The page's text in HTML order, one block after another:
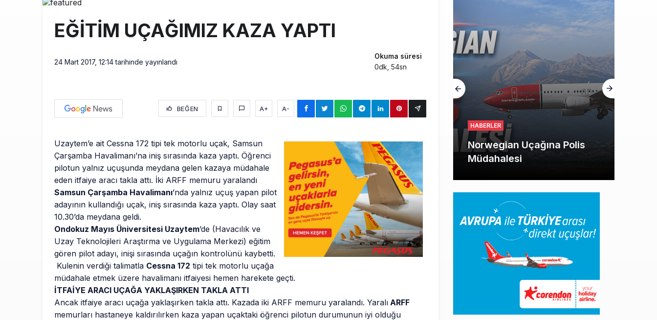
12:00 Fly Baghdad ABD yaptırım listesinden çıkarıldı
EĞİTİM UÇAĞIMIZ KAZA YAPTI
24 Mart 2017, 12:14tarihinde yayınlandı
Okuma süresi
0dk, 54sn
BEĞEN A+ A-
Uzaytem’e ait Cessna 172 tipi tek motorlu uçak, Samsun
Çarşamba Havalimanı’na iniş sırasında kaza yaptı. Öğrenci
pilotun yalnız uçuşunda meydana gelen kazaya müdahale
eden itfaiye aracı takla attı. İki ARFF memuru yaralandı
Samsun Çarşamba Havalimanı’nda yalnız uçuş yapan pilot
adayının kullandığı uçak, iniş sırasında kaza yaptı. Olay saat
10.30’da meydana geldi.
Ondokuz Mayıs Üniversitesi Uzaytem’de (Havacılık ve
Uzay Teknolojileri Araştırma ve Uygulama Merkezi) eğitim
gören pilot adayı, inişi sırasında uçağın kontrolünü kaybetti.
Kulenin verdiği talimatla Cessna 172 tipi tek motorlu uçağa
müdahale etmek üzere havalimanı itfaiyesi hemen harekete geçti.
İTFAİYE ARACI UÇAĞA YAKLAŞIRKEN TAKLA ATTI
Ancak itfaiye aracı uçağa yaklaşırken takla attı. Kazada iki ARFF memuru yaralandı. Yaralı ARFF
memurları hastaneye kaldırılırken kaza yapan uçaktaki öğrenci pilotun durumunun iyi olduğu
HABERLER
Norwegian Uçağına Polis
Müdahalesi